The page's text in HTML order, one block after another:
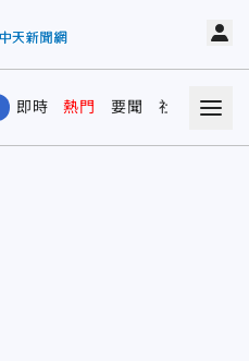
即時 熱門 要聞 社會 娛樂